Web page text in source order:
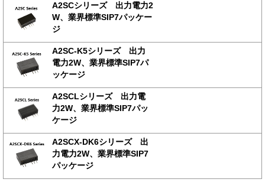
A2SCシリーズ 出力電力2
W、業界標準SIP7パッケー
ジ
A2SC-K5シリーズ 出力
電力2W、業界標準SIP7パ
ッケージ
A2SCLシリーズ 出力電
力2W、業界標準SIP7パッ
ケージ
A2SCX-DK6シリーズ 出
力電力2W、業界標準SIP7
パッケージ